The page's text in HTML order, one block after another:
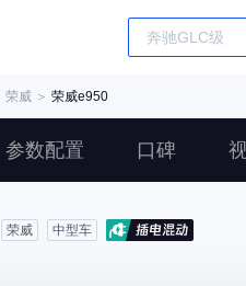
荣威 ＞ 荣威e950
参数配置 口碑
荣威 中型车